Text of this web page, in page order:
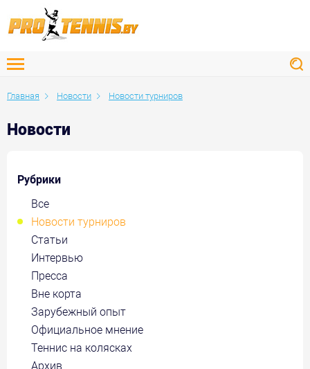
Главная Новости Новости турниров
Новости
Рубрики
Все
Новости турниров
Статьи
Интервью
Пресса
Вне корта
Зарубежный опыт
Официальное мнение
Теннис на колясках
Архив